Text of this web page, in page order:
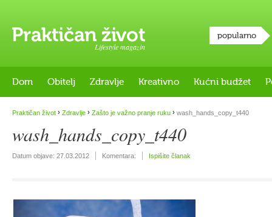
Lifestyle magazin
popularno
Dom Obitelj Zdravlje Kreativno Kućni budžet
Praktičan život › Zdravlje › Zašto je važno pranje ruku › wash_hands_copy_t440
wash_hands_copy_t440
Datum objave: 27.03.2012 Komentara: Ispišite članak